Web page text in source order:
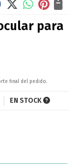
para
final del pedido.
EN STOCK